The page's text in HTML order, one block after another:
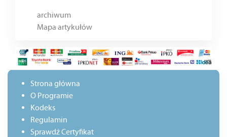
archiwum
Mapa artykułów
Strona główna
O Programie
Kodeks
Regulamin
Sprawdź Certyfikat